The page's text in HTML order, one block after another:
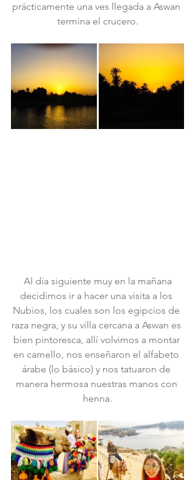
prácticamente una ves llegada a Aswan
termina el crucero.
decidimos ir a hacer una visita a los
Nubios, los cuales son los egipcios de
raza negra, y su villa cercana a Aswan es
bien pintoresca, allí volvimos a montar
en camello, nos enseñaron el alfabeto
árabe (lo básico) y nos tatuaron de
manera hermosa nuestras manos con
henna.